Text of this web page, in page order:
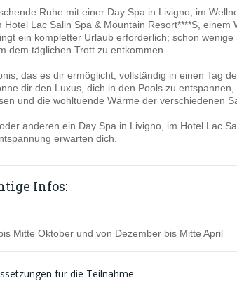
Ruhe mit einer Day Spa in Livigno, im
Lac Salin Spa & Mountain Resort****S, einem
ein kompletter Urlaub erforderlich; schon
dem täglichen Trott zu entkommen.
das es dir ermöglicht, vollständig in einen Tag
dir den Luxus, dich in den Pools zu
und die wohltuende Wärme der verschiedenen
anderen ein Day Spa in Livigno, im Hotel Lac
erwarten dich.
Infos:
Mitte Oktober und von Dezember bis Mitte April
für die Teilnahme